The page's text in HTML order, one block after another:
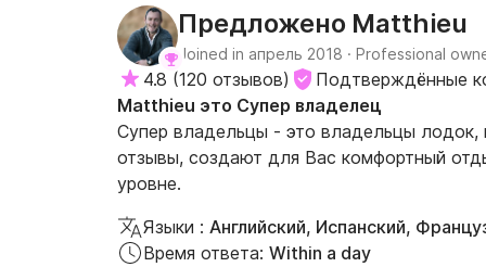
Предложено Matthieu
Joined in апрель 2018 · Professional
4.8 (120 отзывов) Подтверждённые
Matthieu это Супер владелец
Супер владельцы - это владельцы лодок,
отзывы, создают для Вас комфортный
уровне.
Языки : Английский, Испанский,
Время ответа: Within a day